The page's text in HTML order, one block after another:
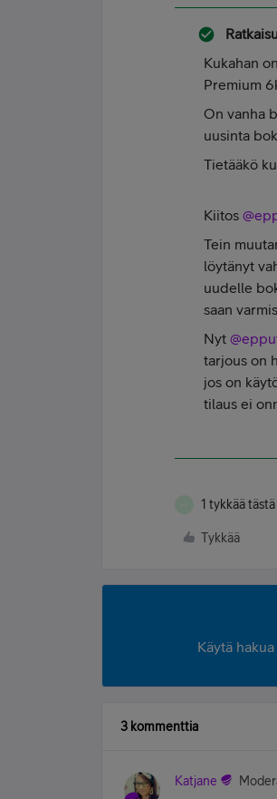
Kukahan
Premium
On vanha
uusinta
Tietääkö
Kiitos
Tein
löytänyt
uudelle
saan
Nyt
tarjous on
jos on
tilaus ei
1 tykkää tästä
Tykkää
Käytä
3 kommenttia
Katjane